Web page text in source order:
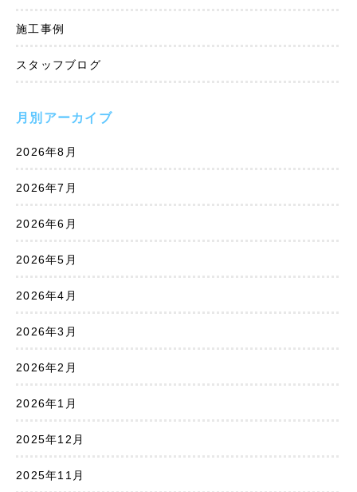
施工事例
スタッフブログ
月別アーカイブ
2026年8月
2026年7月
2026年6月
2026年5月
2026年4月
2026年3月
2026年2月
2026年1月
2025年12月
2025年11月